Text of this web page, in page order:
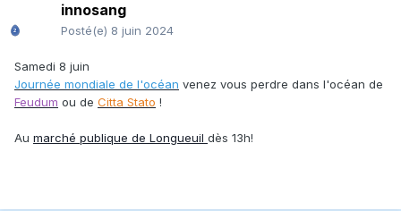
innosang
Posté(e) 8 juin 2024
Samedi 8 juin
Journée mondiale de l'océan venez vous perdre dans l'océan de
Feudum ou de Citta Stato !
Au marché publique de Longueuil dès 13h!